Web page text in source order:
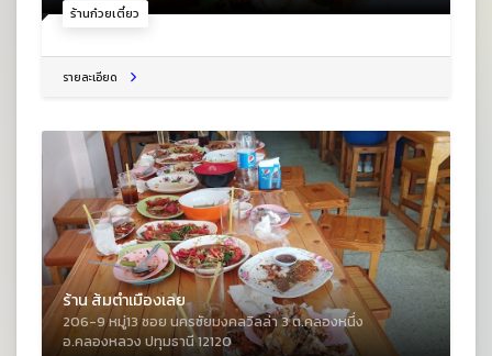
ร้านก๋วยเตี๋ยว
รายละเอียด
ร้าน ส้มตำเมืองเลย
206-9 หมู่13 ซอย นครชัยมงคลวิลล่า 3 ต.คลองหนึ่ง
อ.คลองหลวง ปทุมธานี 12120